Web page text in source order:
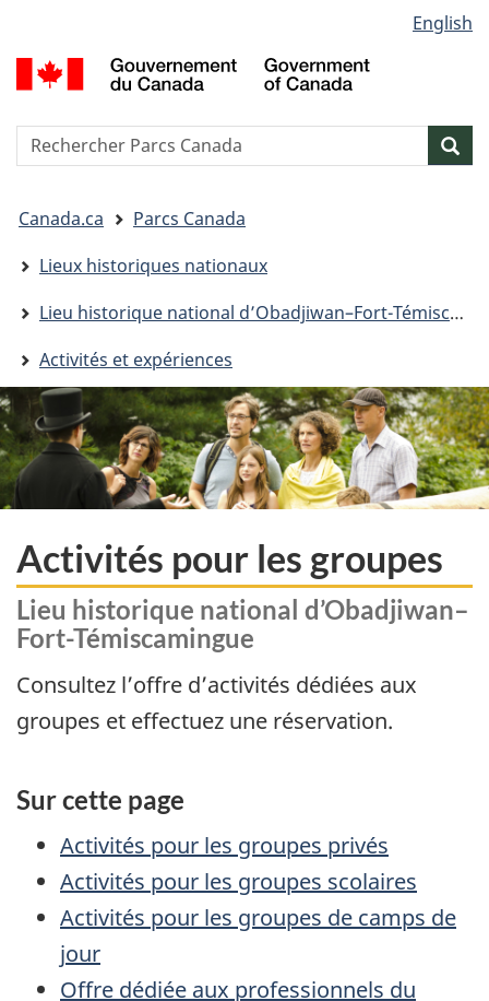
au
contenu
« Au
du
la
HTML
de
la
langue
English
Reserche
êtes
ici&nbsp;:
Canada.ca
Parcs Canada
Lieux historiques nationaux
Lieu historique national d’Obadjiwan–Fort-Témiscamingue
Activités et expériences
Activités pour les groupes
Lieu historique national d’Obadjiwan–
Fort-Témiscamingue
Consultez l’offre d’activités dédiées aux
groupes et effectuez une réservation.
Sur cette page
Activités pour les groupes privés
Activités pour les groupes scolaires
Activités pour les groupes de camps de
jour
Offre dédiée aux professionnels du